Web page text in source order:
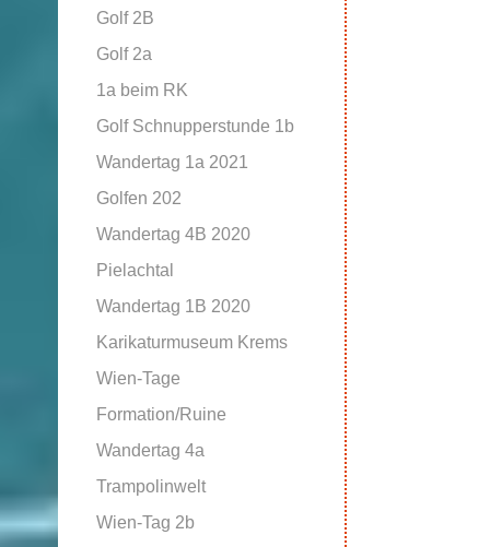
Golf 2B
Golf 2a
1a beim RK
Golf Schnupperstunde 1b
Wandertag 1a 2021
Golfen 202
Wandertag 4B 2020
Pielachtal
Wandertag 1B 2020
Karikaturmuseum Krems
Wien-Tage
Formation/Ruine
Wandertag 4a
Trampolinwelt
Wien-Tag 2b